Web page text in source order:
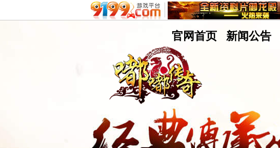
嘟
嘟
传
奇
官网首页
嘟
新闻公告
不删档测试8区